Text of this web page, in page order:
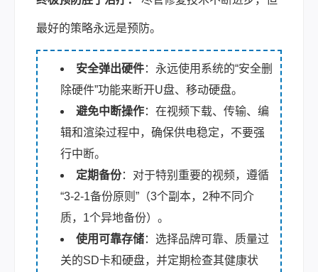
最好的策略永远是预防。
安全弹出硬件：永远使用系统的“安全删
除硬件”功能来断开U盘、移动硬盘。
避免中断操作：在视频下载、传输、编
辑和渲染过程中，确保供电稳定，不要强
行中断。
定期备份：对于特别重要的视频，遵循
“3-2-1备份原则”（3个副本，2种不同介
质，1个异地备份）。
使用可靠存储：选择品牌可靠、质量过
关的SD卡和硬盘，并定期检查其健康状